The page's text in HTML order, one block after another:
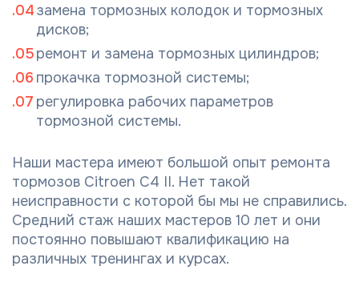
замена тормозных колодок и тормозных
дисков;
ремонт и замена тормозных цилиндров;
прокачка тормозной системы;
регулировка рабочих параметров
тормозной системы.
Наши мастера имеют большой опыт ремонта
тормозов Citroen C4 II. Нет такой
неисправности с которой бы мы не справились.
Средний стаж наших мастеров 10 лет и они
постоянно повышают квалификацию на
различных тренингах и курсах.